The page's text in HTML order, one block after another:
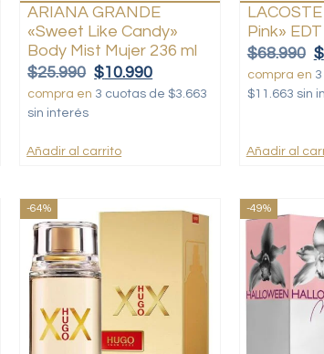
ARIANA GRANDE
«Sweet Like Candy»
Body Mist Mujer 236 ml
$25.990 $10.990
compra en 3 cuotas de $3.663
sin interés
Añadir al carrito
Pink»
$68.990 $
compra en
$11.663 sin
Añadir al
-64% -49%